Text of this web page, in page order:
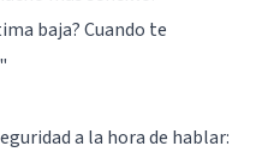
baja? Cuando te
"
a la hora de hablar: